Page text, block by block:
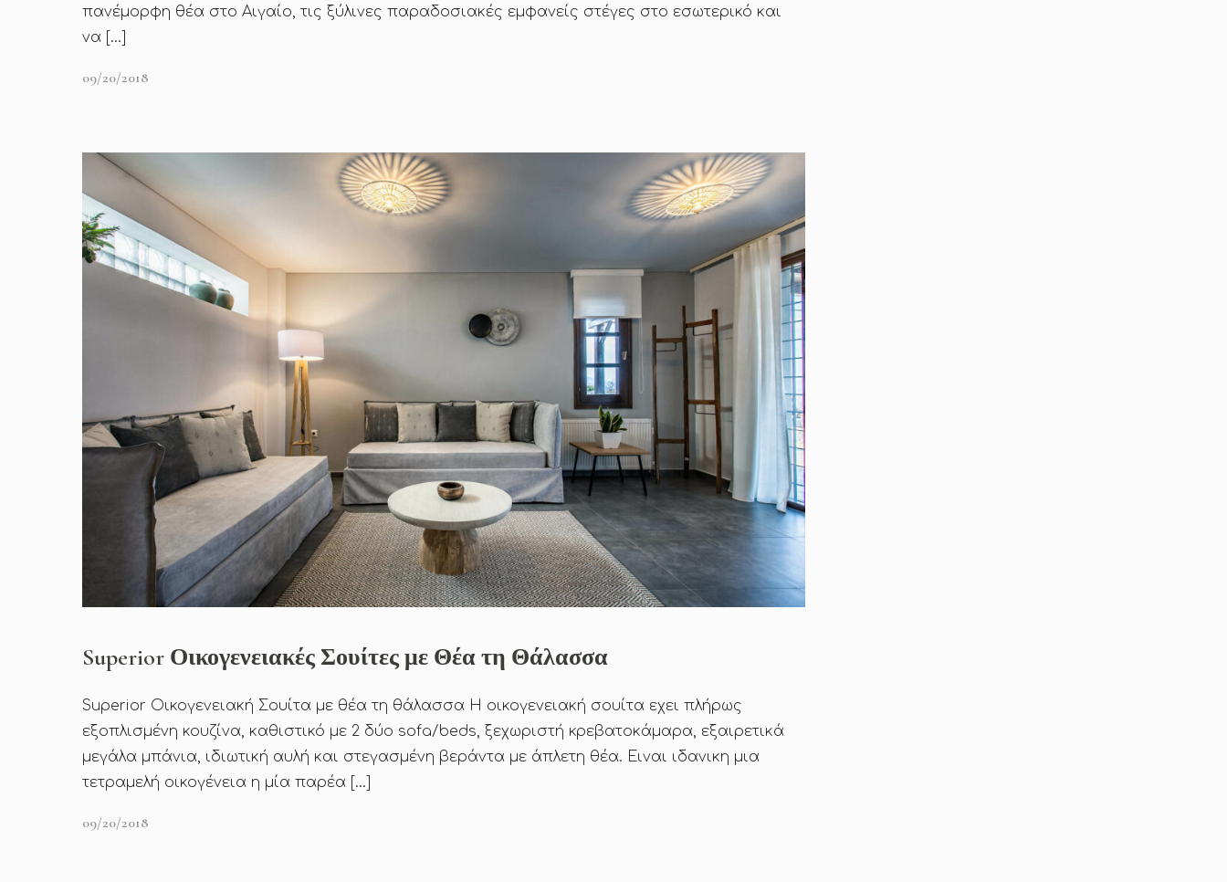
πανέμορφη θέα στο Αιγαίο, τις ξύλινες παραδοσιακές εμφανείς στέγες στο εσωτερικό και
να […]
09/20/2018
Superior Οικογενειακές Σουίτες με Θέα τη Θάλασσα
Superior Οικογενειακή Σουίτα με θέα τη θάλασσα Η οικογενειακή σουίτα εχει πλήρως
εξοπλισμένη κουζίνα, καθιστικό με 2 δύο sofa/beds, ξεχωριστή κρεβατοκάμαρα, εξαιρετικά
μεγάλα μπάνια, ιδιωτική αυλή και στεγασμένη βεράντα με άπλετη θέα. Ειναι ιδανικη μια
τετραμελή οικογένεια η μία παρέα […]
09/20/2018